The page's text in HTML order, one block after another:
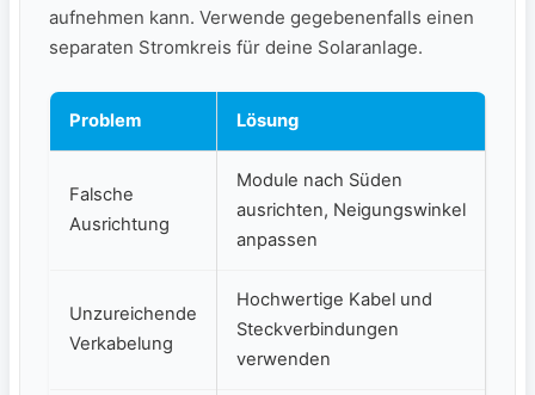
aufnehmen kann. Verwende gegebenenfalls ⁢einen
⁢separaten Stromkreis ⁢für⁤ deine Solaranlage.
Problem Lösung
Falsche
Ausrichtung
Module nach Süden
ausrichten,‌ Neigungswinkel
anpassen
Unzureichende
​Verkabelung
Hochwertige Kabel und
Steckverbindungen
verwenden